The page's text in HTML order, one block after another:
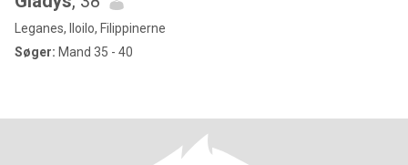
Leganes, Iloilo, Filippinerne
Søger: Mand 35 - 40